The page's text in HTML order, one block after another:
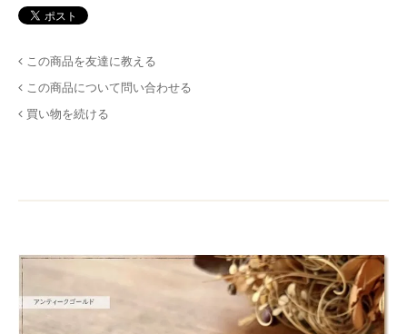
この商品を友達に教える
この商品について問い合わせる
買い物を続ける